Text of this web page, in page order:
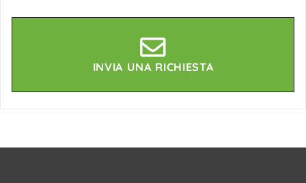
INVIA UNA RICHIESTA